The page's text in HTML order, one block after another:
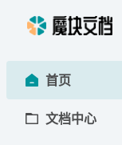
首页
文档中心